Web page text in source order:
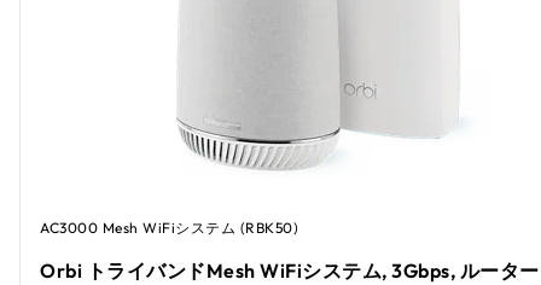
AC3000 Mesh WiFiシステム (RBK50)
Orbi トライバンドMesh WiFiシステム, 3Gbps, ルータ